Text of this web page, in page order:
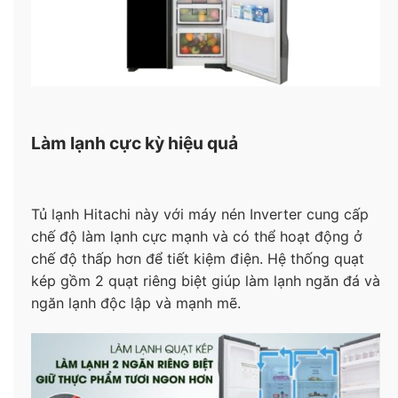
Làm lạnh cực kỳ hiệu quả
Tủ lạnh Hitachi này với máy nén Inverter cung cấp
chế độ làm lạnh cực mạnh và có thể hoạt động ở
chế độ thấp hơn để tiết kiệm điện. Hệ thống quạt
kép gồm 2 quạt riêng biệt giúp làm lạnh ngăn đá và
ngăn lạnh độc lập và mạnh mẽ.